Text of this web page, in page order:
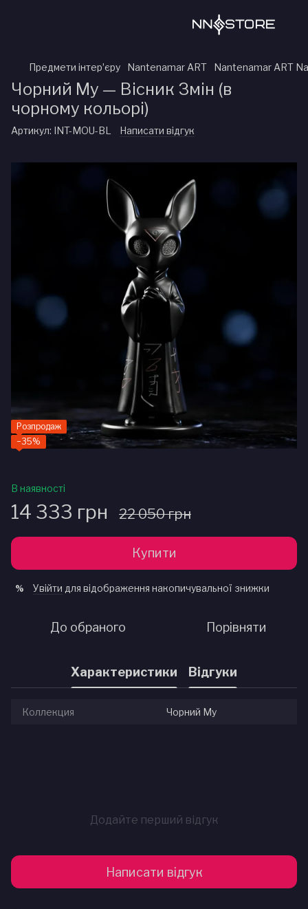
Предмети інтерʼєру Nantenamar ART Nantenamar ART
Чорний Му — Вісник Змін (в
чорному кольорі)
Артикул: INT-MOU-BL Написати відгук
Розпродаж
−35%
В наявності
14 333 грн 22 050 грн
Купити
% Увійти для відображення накопичувальної знижки
До обраного Порівняти
Характеристики Відгуки
Коллекция Чорний Му
Додайте перший відгук
Написати відгук